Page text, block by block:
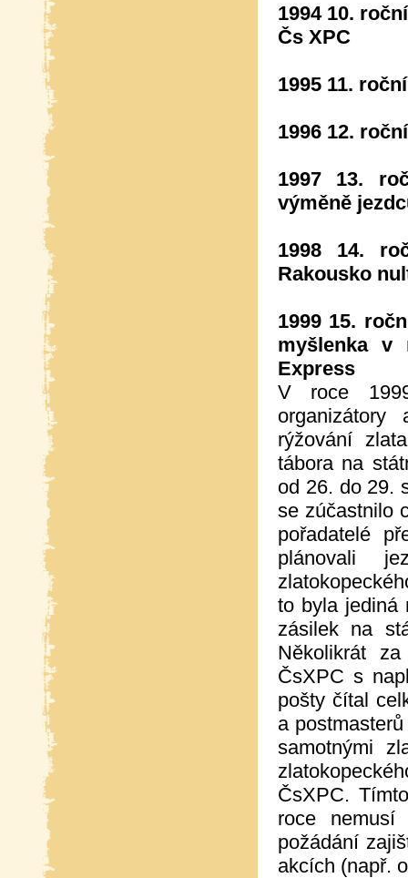
1994 10.
Čs XPC
1995 11.
1996 12.
1997 13.
výměně
1998 14.
Rakousko
1999 15.
myšlenka v
Express
V roce
rýžování
tábora na
od 26. do 29.
se zúčastnilo
pořadatelé
plánovali
to byla jediná
zásilek na
Několikrát
ČsXPC s
pošty čítal
a
samotnými
ČsXPC.
roce
požádání
akcích (např.